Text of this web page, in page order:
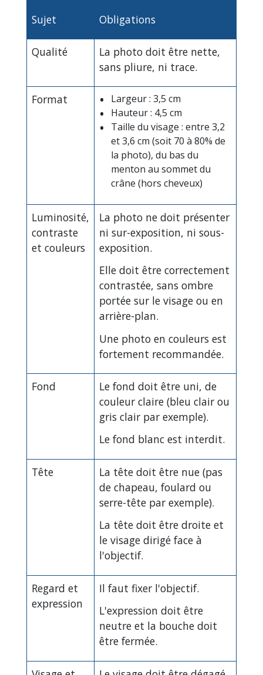
Sujet Obligations
Qualité
La photo doit être nette,
sans pliure, ni trace.
Format
Largeur : 3,5 cm
Hauteur : 4,5 cm
Taille du visage : entre 3,2
et 3,6 cm (soit 70 à 80% de
la photo), du bas du
menton au sommet du
crâne (hors cheveux)
Luminosité,
contraste
et couleurs
La photo ne doit présenter
ni sur-exposition, ni sous-
exposition.
Elle doit être correctement
contrastée, sans ombre
portée sur le visage ou en
arrière-plan.
Une photo en couleurs est
fortement recommandée.
Fond
Le fond doit être uni, de
couleur claire (bleu clair ou
gris clair par exemple).
Le fond blanc est interdit.
Tête
La tête doit être nue (pas
de chapeau, foulard ou
serre-tête par exemple).
La tête doit être droite et
le visage dirigé face à
l'objectif.
Regard et
expression
Il faut fixer l'objectif.
L'expression doit être
neutre et la bouche doit
être fermée.